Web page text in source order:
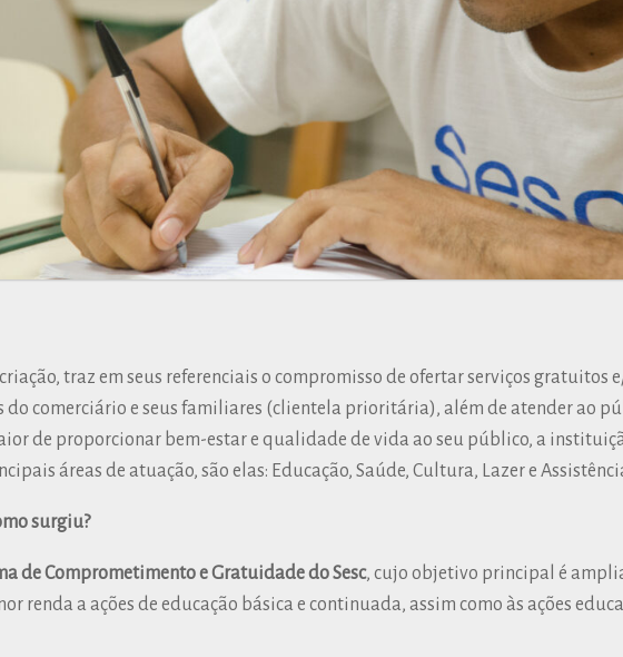
criação, traz em seus referenciais o compromisso de ofertar serviços gratuitos
do comerciário e seus familiares (clientela prioritária), além de atender ao
de proporcionar bem-estar e qualidade de vida ao seu público, a
áreas de atuação, são elas: Educação, Saúde, Cultura, Lazer e
surgiu?
de Comprometimento e Gratuidade do Sesc, cujo objetivo principal é
renda a ações de educação básica e continuada, assim como às ações